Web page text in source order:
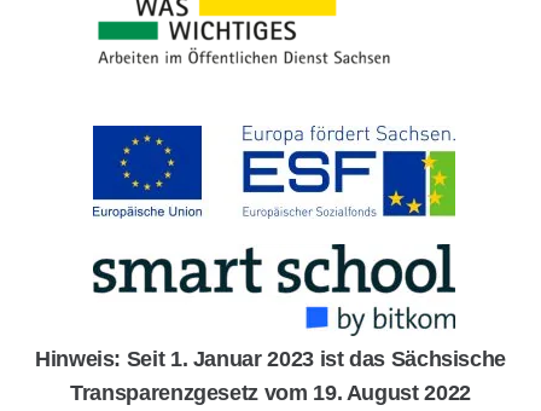
Hinweis: Seit 1. Januar 2023 ist das Sächsische
Transparenzgesetz vom 19. August 2022